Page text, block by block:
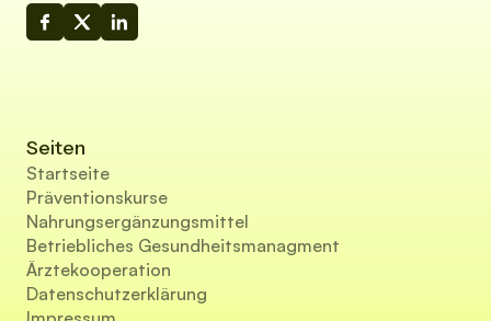
Seiten
Startseite
Präventionskurse
Nahrungsergänzungsmittel
Betriebliches Gesundheitsmanagment
Ärztekooperation
Datenschutzerklärung